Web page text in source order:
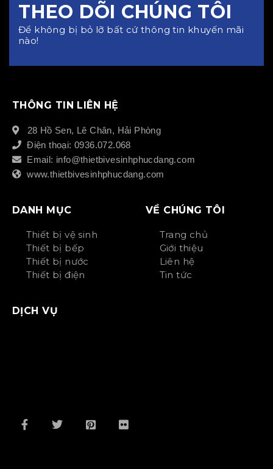
THEO DÕI CHÚNG TÔI
Để không bị bỏ lỡ bất cứ thông tin khuyến mãi
nào!
THÔNG TIN LIÊN HỆ
28 Hồ Sen, Lê Chân, Hải Phòng
Điện thoại: 0936.072.068
Email: info@thietbivesinhphucdang.com
www.thietbivesinhphucdang.com
DANH MỤC
Thiết bị vệ sinh
Thiết bị bếp
Thiết bị nước
Thiết bị điện
VỀ CHÚNG TÔI
Trang chủ
Giới thiệu
Liên hệ
Tin tức
DỊCH VỤ